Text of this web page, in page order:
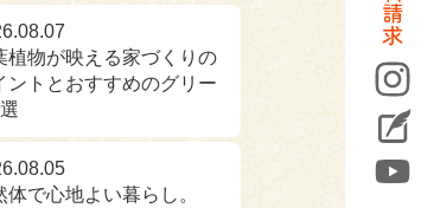
植物が映える家づくりの
ントとおすすめのグリー
体で心地よい暮らし。